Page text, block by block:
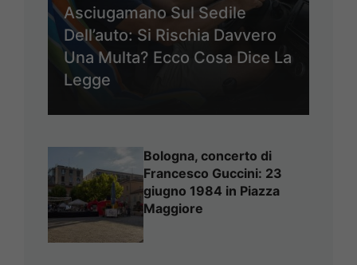
Asciugamano Sul Sedile
Dell’auto: Si Rischia Davvero
Una Multa? Ecco Cosa Dice La
Legge
Bologna, concerto di
Francesco Guccini: 23
giugno 1984 in Piazza
Maggiore